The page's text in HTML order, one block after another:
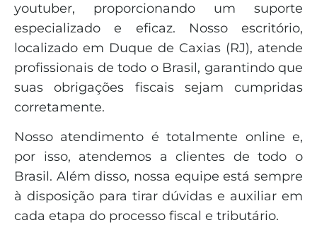
youtuber, proporcionando um suporte
especializado e eficaz. Nosso escritório,
localizado em Duque de Caxias (RJ), atende
profissionais de todo o Brasil, garantindo que
suas obrigações fiscais sejam cumpridas
corretamente.
Nosso atendimento é totalmente online e,
por isso, atendemos a clientes de todo o
Brasil. Além disso, nossa equipe está sempre
à disposição para tirar dúvidas e auxiliar em
cada etapa do processo fiscal e tributário.